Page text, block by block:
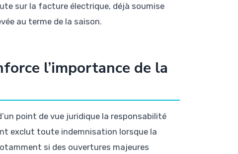
sur la facture électrique, déjà soumise
au terme de la saison.
l’importance de la
point de vue juridique la responsabilité
exclut toute indemnisation lorsque la
si des ouvertures majeures